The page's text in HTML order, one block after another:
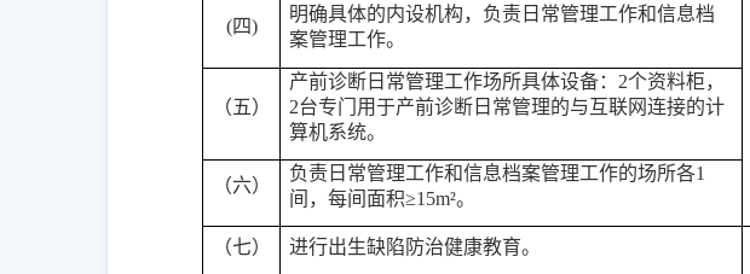
(四)
明确具体的内设机构，负责日常管理工作和信息档
案管理工作。
（五）
产前诊断日常管理工作场所具体设备： 2个资料柜，
2台专门用于产前诊断日常管理的与互联网连接的计
算机系统。
（六）
负责日常管理工作和信息档案管理工作的场所各1
间，每间面积≥15m²。
（七） 进行出生缺陷防治健康教育。